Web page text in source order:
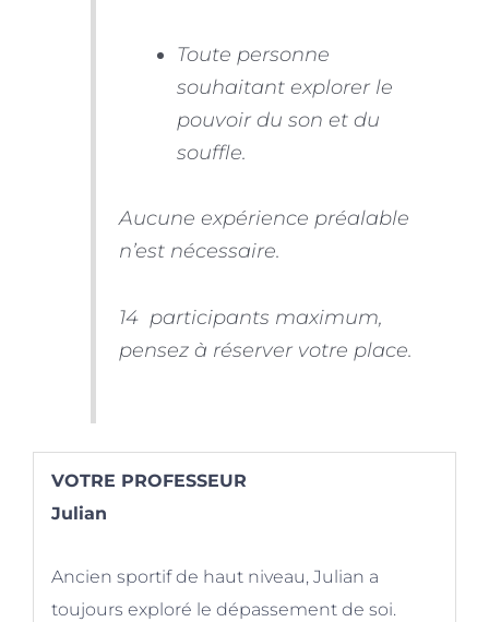
Toute personne
souhaitant explorer le
pouvoir du son et du
souffle.
Aucune expérience préalable
n’est nécessaire.
14 participants maximum,
pensez à réserver votre place.
VOTRE PROFESSEUR
Julian
Ancien sportif de haut niveau, Julian a
toujours exploré le dépassement de soi.